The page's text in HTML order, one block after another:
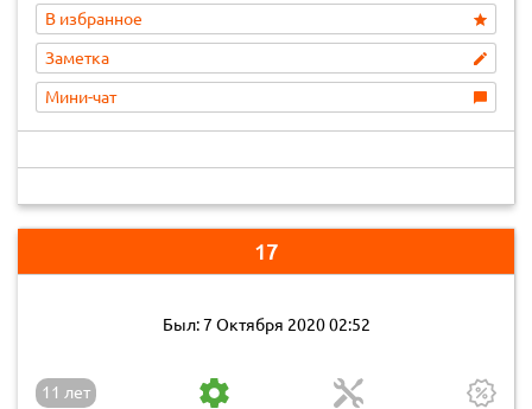
В избранное
Заметка
Мини-чат
17
Был: 7 Октября 2020 02:52
11 лет